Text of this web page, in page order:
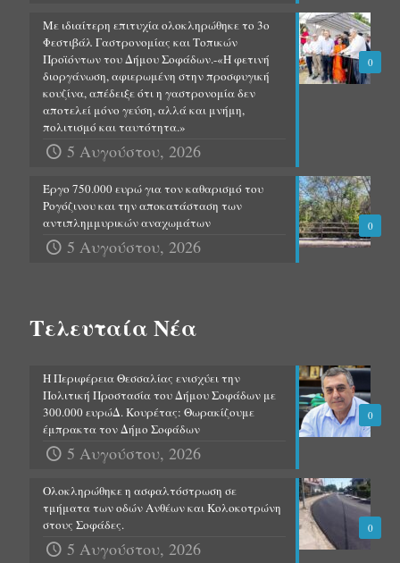
0
Με ιδιαίτερη επιτυχία ολοκληρώθηκε το 3ο
Φεστιβάλ Γαστρονομίας και Τοπικών
Προϊόντων του Δήμου Σοφάδων.-«Η φετινή
διοργάνωση, αφιερωμένη στην προσφυγική
κουζίνα, απέδειξε ότι η γαστρονομία δεν
αποτελεί μόνο γεύση, αλλά και μνήμη,
πολιτισμό και ταυτότητα.»
5 Αυγούστου, 2026
0
Έργο 750.000 ευρώ για τον καθαρισμό του
Ρογόζινου και την αποκατάσταση των
αντιπλημμυρικών αναχωμάτων
5 Αυγούστου, 2026
Τελευταία Νέα
0
Η Περιφέρεια Θεσσαλίας ενισχύει την
Πολιτική Προστασία του Δήμου Σοφάδων με
300.000 ευρώΔ. Κουρέτας: Θωρακίζουμε
έμπρακτα τον Δήμο Σοφάδων
5 Αυγούστου, 2026
0
Ολοκληρώθηκε η ασφαλτόστρωση σε
τμήματα των οδών Ανθέων και Κολοκοτρώνη
στους Σοφάδες.
5 Αυγούστου, 2026